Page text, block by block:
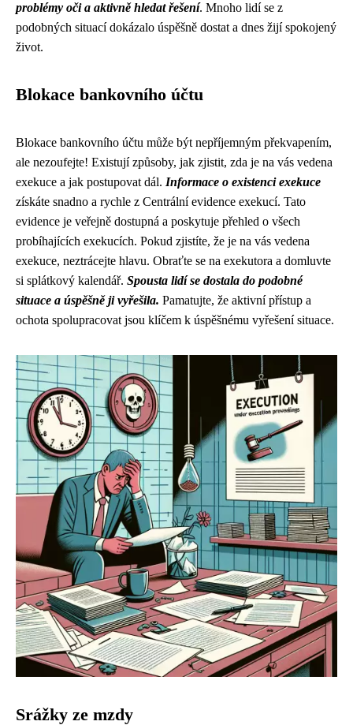
problémy oči a aktivně hledat řešení. Mnoho lidí se z
podobných situací dokázalo úspěšně dostat a dnes žijí spokojený
život.
Blokace bankovního účtu
Blokace bankovního účtu může být nepříjemným překvapením,
ale nezoufejte! Existují způsoby, jak zjistit, zda je na vás vedena
exekuce a jak postupovat dál. Informace o existenci exekuce
získáte snadno a rychle z Centrální evidence exekucí. Tato
evidence je veřejně dostupná a poskytuje přehled o všech
probíhajících exekucích. Pokud zjistíte, že je na vás vedena
exekuce, neztrácejte hlavu. Obraťte se na exekutora a domluvte
si splátkový kalendář. Spousta lidí se dostala do podobné
situace a úspěšně ji vyřešila. Pamatujte, že aktivní přístup a
ochota spolupracovat jsou klíčem k úspěšnému vyřešení situace.
Srážky ze mzdy